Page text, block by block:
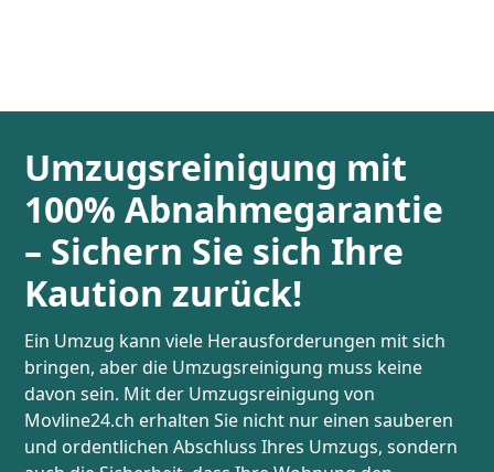
Umzugsreinigung mit
100% Abnahmegarantie
– Sichern Sie sich Ihre
Kaution zurück!
Ein Umzug kann viele Herausforderungen mit sich
bringen, aber die Umzugsreinigung muss keine
davon sein. Mit der Umzugsreinigung von
Movline24.ch erhalten Sie nicht nur einen sauberen
und ordentlichen Abschluss Ihres Umzugs, sondern